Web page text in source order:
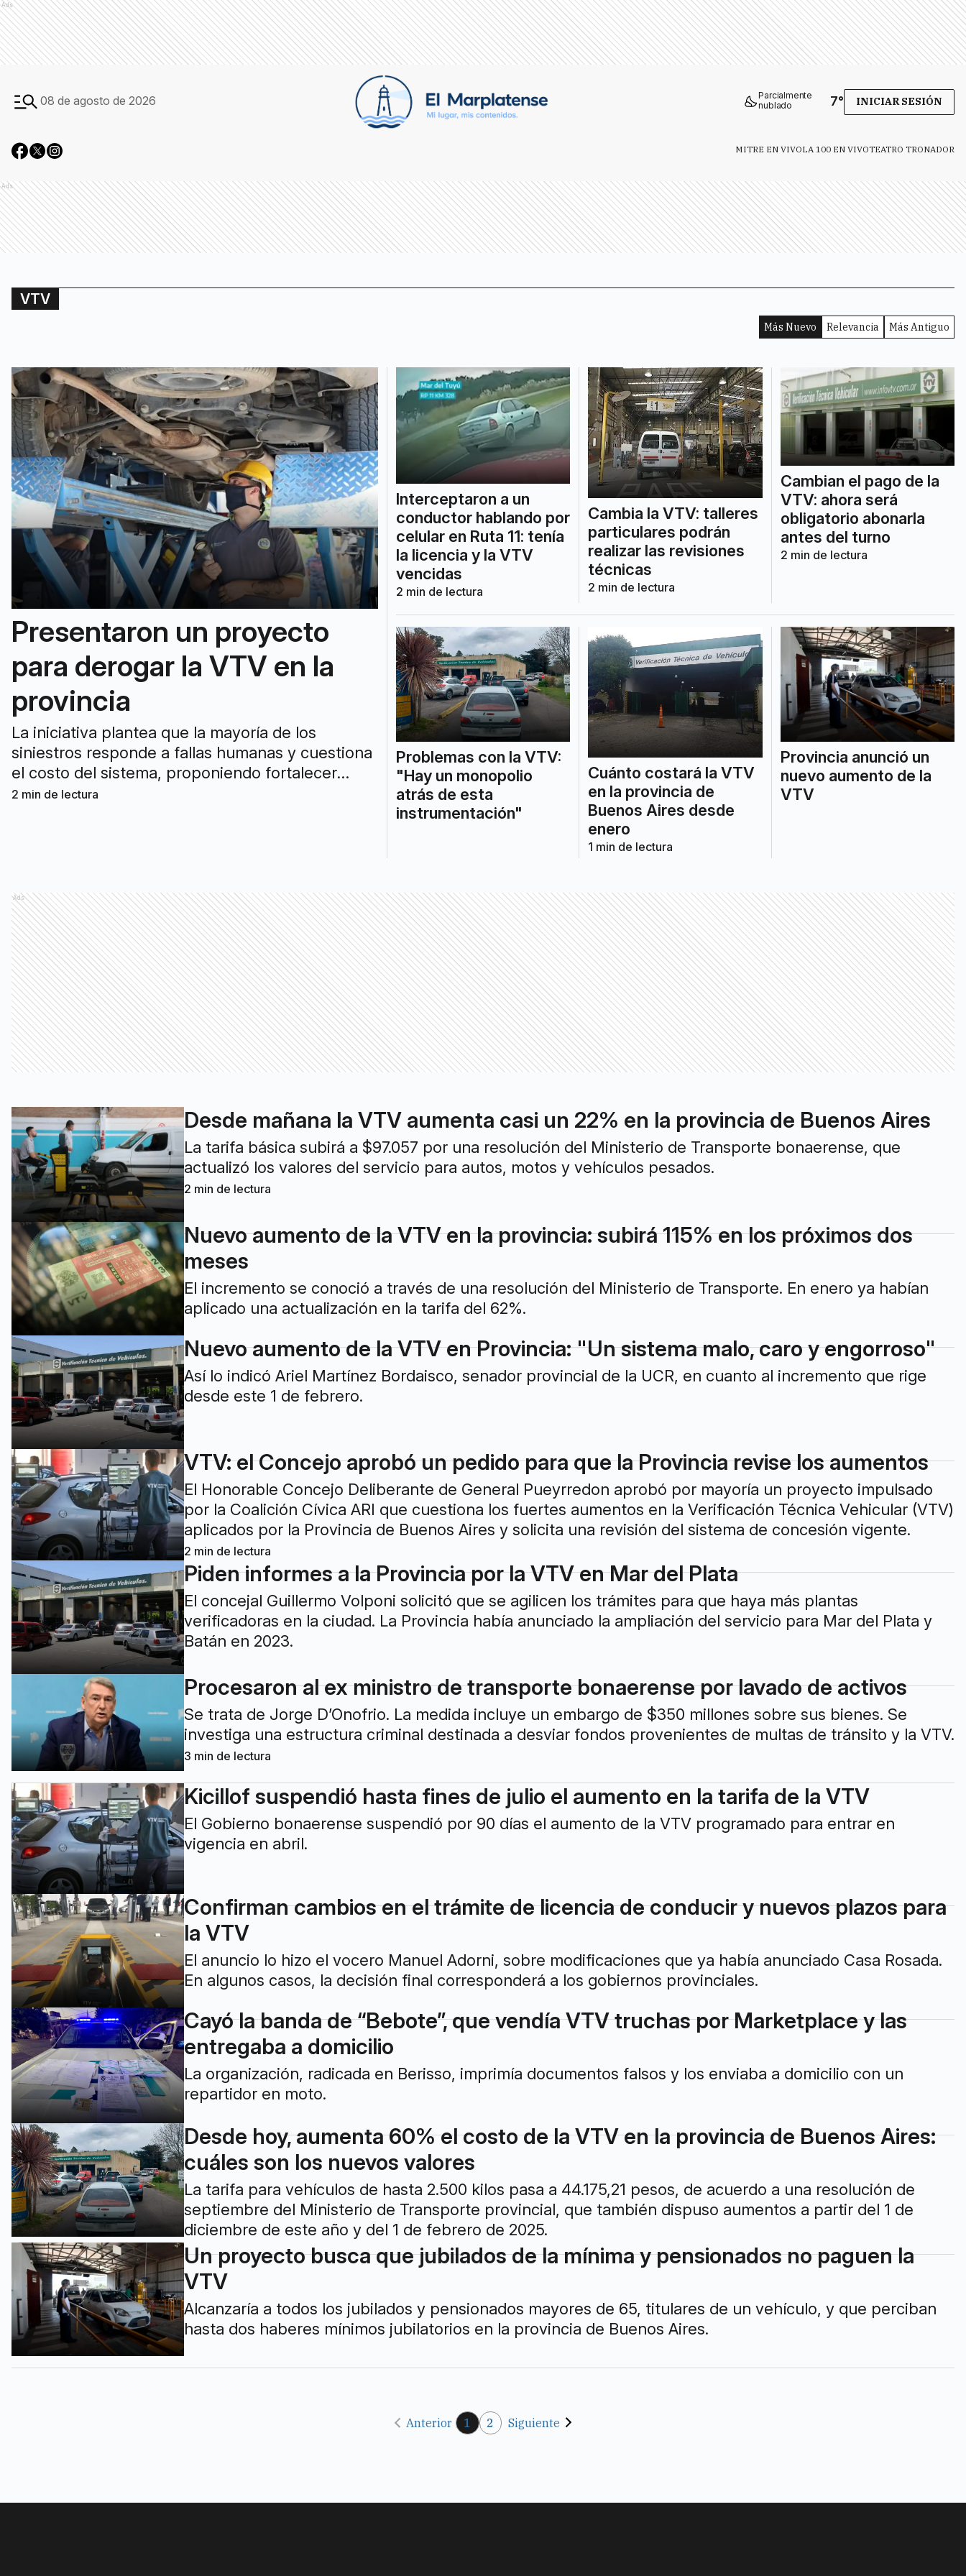
Ads
08 de agosto de 2026
Parcialmente
nublado
7° INICIAR SESIÓN
MITRE EN VIVOLA 100 EN VIVOTEATRO TRONADOR
Ads
VTV
Más Nuevo Relevancia Más Antiguo
Presentaron un proyecto
para derogar la VTV en la
provincia
La iniciativa plantea que la mayoría de los
siniestros responde a fallas humanas y cuestiona
el costo del sistema, proponiendo fortalecer
controles, educación vial e infraestructura.
2 min de lectura
Interceptaron a un
conductor hablando por
celular en Ruta 11: tenía
la licencia y la VTV
vencidas
2 min de lectura
Cambia la VTV: talleres
particulares podrán
realizar las revisiones
técnicas
2 min de lectura
Cambian el pago de la
VTV: ahora será
obligatorio abonarla
antes del turno
2 min de lectura
Problemas con la VTV:
"Hay un monopolio
atrás de esta
instrumentación"
Cuánto costará la VTV
en la provincia de
Buenos Aires desde
enero
1 min de lectura
Provincia anunció un
nuevo aumento de la
VTV
Ads
Desde mañana la VTV aumenta casi un 22% en la provincia de Buenos Aires
La tarifa básica subirá a $97.057 por una resolución del Ministerio de Transporte bonaerense, que
actualizó los valores del servicio para autos, motos y vehículos pesados.
2 min de lectura
Nuevo aumento de la VTV en la provincia: subirá 115% en los próximos dos
meses
El incremento se conoció a través de una resolución del Ministerio de Transporte. En enero ya habían
aplicado una actualización en la tarifa del 62%.
Nuevo aumento de la VTV en Provincia: "Un sistema malo, caro y engorroso"
Así lo indicó Ariel Martínez Bordaisco, senador provincial de la UCR, en cuanto al incremento que rige
desde este 1 de febrero.
VTV: el Concejo aprobó un pedido para que la Provincia revise los aumentos
El Honorable Concejo Deliberante de General Pueyrredon aprobó por mayoría un proyecto impulsado
por la Coalición Cívica ARI que cuestiona los fuertes aumentos en la Verificación Técnica Vehicular (VTV)
aplicados por la Provincia de Buenos Aires y solicita una revisión del sistema de concesión vigente.
2 min de lectura
Piden informes a la Provincia por la VTV en Mar del Plata
El concejal Guillermo Volponi solicitó que se agilicen los trámites para que haya más plantas
verificadoras en la ciudad. La Provincia había anunciado la ampliación del servicio para Mar del Plata y
Batán en 2023.
Procesaron al ex ministro de transporte bonaerense por lavado de activos
Se trata de Jorge D’Onofrio. La medida incluye un embargo de $350 millones sobre sus bienes. Se
investiga una estructura criminal destinada a desviar fondos provenientes de multas de tránsito y la VTV.
3 min de lectura
Kicillof suspendió hasta fines de julio el aumento en la tarifa de la VTV
El Gobierno bonaerense suspendió por 90 días el aumento de la VTV programado para entrar en
vigencia en abril.
Confirman cambios en el trámite de licencia de conducir y nuevos plazos para
la VTV
El anuncio lo hizo el vocero Manuel Adorni, sobre modificaciones que ya había anunciado Casa Rosada.
En algunos casos, la decisión final corresponderá a los gobiernos provinciales.
Cayó la banda de “Bebote”, que vendía VTV truchas por Marketplace y las
entregaba a domicilio
La organización, radicada en Berisso, imprimía documentos falsos y los enviaba a domicilio con un
repartidor en moto.
Desde hoy, aumenta 60% el costo de la VTV en la provincia de Buenos Aires:
cuáles son los nuevos valores
La tarifa para vehículos de hasta 2.500 kilos pasa a 44.175,21 pesos, de acuerdo a una resolución de
septiembre del Ministerio de Transporte provincial, que también dispuso aumentos a partir del 1 de
diciembre de este año y del 1 de febrero de 2025.
Un proyecto busca que jubilados de la mínima y pensionados no paguen la
VTV
Alcanzaría a todos los jubilados y pensionados mayores de 65, titulares de un vehículo, y que perciban
hasta dos haberes mínimos jubilatorios en la provincia de Buenos Aires.
Anterior 1 2 Siguiente